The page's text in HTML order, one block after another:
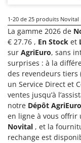
1-20 de 25 produits Novital
La gamme 2026 de
€ 27.76 , En Stock et
sur AgriEuro, sans
surprises : à la
des revendeurs tiers
un Service Direct et
ventes jusqu’à
notre Dépôt AgriEuro
en ligne à vous offrir
Novital , et la
rechange est